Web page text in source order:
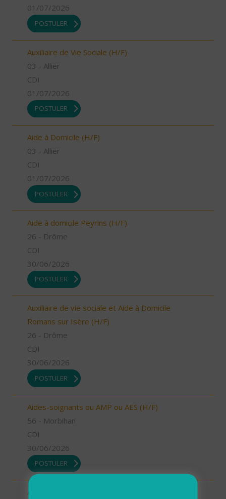
01/07/2026
POSTULER
Auxiliaire de Vie Sociale (H/F)
03 - Allier
CDI
01/07/2026
POSTULER
Aide à Domicile (H/F)
03 - Allier
CDI
01/07/2026
POSTULER
Aide à domicile Peyrins (H/F)
26 - Drôme
CDI
30/06/2026
POSTULER
Auxiliaire de vie sociale et Aide à Domicile
Romans sur Isère (H/F)
26 - Drôme
CDI
30/06/2026
POSTULER
Aides-soignants ou AMP ou AES (H/F)
56 - Morbihan
CDI
30/06/2026
POSTULER
Aides à domicile (H/F)